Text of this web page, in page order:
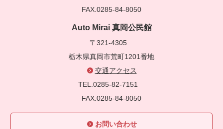
FAX.0285-84-8050
Auto Mirai 真岡公民館
〒321-4305
栃木県真岡市荒町1201番地
交通アクセス
TEL.0285-82-7151
FAX.0285-84-8050
お問い合わせ